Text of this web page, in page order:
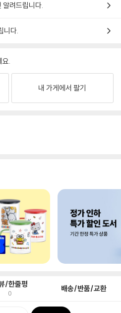
알려드립니다.
니다.
요.
내 가게에서 팔기
/한줄평
0 배송/반품/교환